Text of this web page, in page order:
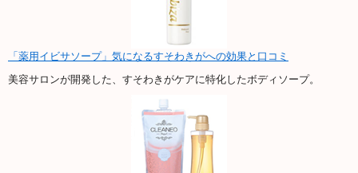
「薬用イビサソープ」気になるすそわきがへの効果と口コミ
美容サロンが開発した、すそわきがケアに特化したボディソープ。